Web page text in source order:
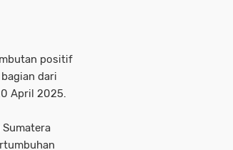
positif
dari
April 2025.